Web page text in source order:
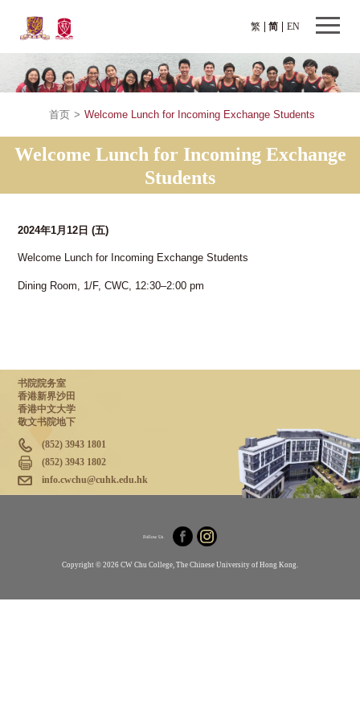
繁 EN
简
首页 > Welcome Lunch for Incoming Exchange Students
Welcome Lunch for Incoming Exchange
Students
2024年1月12日(五)
Welcome Lunch for Incoming Exchange Students
Dining Room, 1/F, CWC, 12:30–2:00 pm
书院院务室
香港新界沙田
香港中文大学
敬文书院地下
(852) 3943 1801
(852) 3943 1802
info.cwchu@cuhk.edu.hk
Follow Us
Copyright © 2026 CW Chu College, The Chinese University of Hong Kong.